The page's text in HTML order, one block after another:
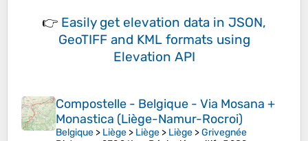
👉 Easily get elevation data in JSON,
GeoTIFF and KML formats using
Elevation API
Compostelle - Belgique - Via Mosana +
Monastica (Liège-Namur-Rocroi)
Belgique > Liège > Liège > Liège >Grivegnée